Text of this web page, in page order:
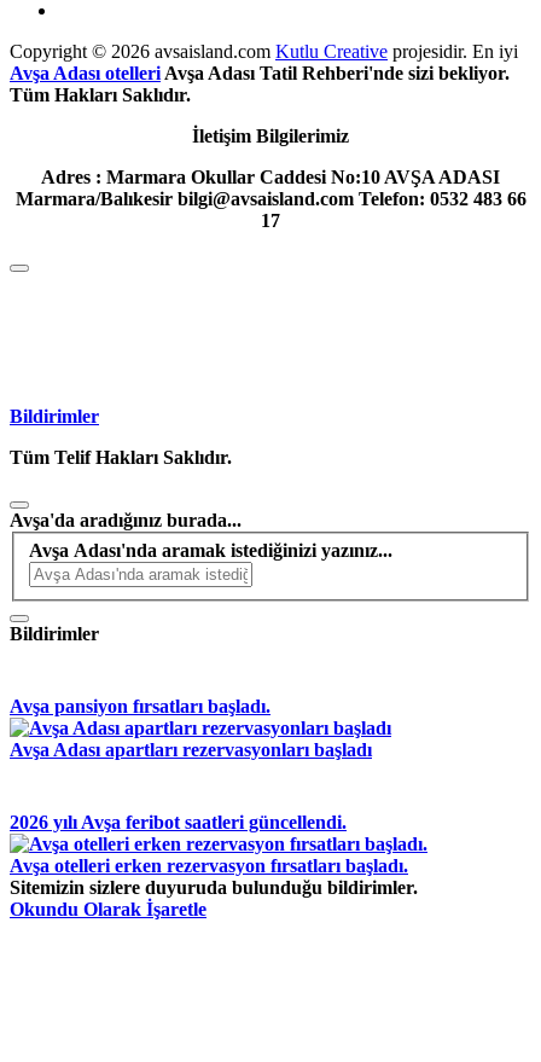
Copyright © 2026 avsaisland.com Kutlu Creative projesidir. En iyi
Avşa Adası otelleri Avşa Adası Tatil Rehberi'nde sizi bekliyor.
Tüm Hakları Saklıdır.
İletişim Bilgilerimiz
Adres : Marmara Okullar Caddesi No:10 AVŞA ADASI
Marmara/Balıkesir bilgi@avsaisland.com Telefon: 0532 483 66
17
Bildirimler
Tüm Telif Hakları Saklıdır.
Avşa'da aradığınız burada...
Avşa Adası'nda aramak istediğinizi yazınız...
Bildirimler
Avşa pansiyon fırsatları başladı.
Avşa Adası apartları rezervasyonları başladı
2026 yılı Avşa feribot saatleri güncellendi.
Avşa otelleri erken rezervasyon fırsatları başladı.
Sitemizin sizlere duyuruda bulunduğu bildirimler.
Okundu Olarak İşaretle